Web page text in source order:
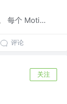
每个 Moti...
评论
关注